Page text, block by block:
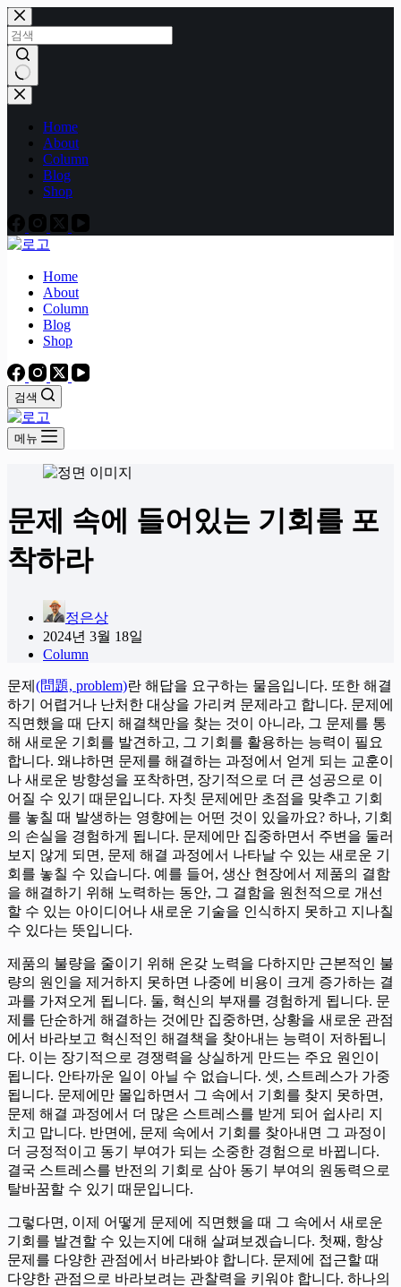
본
문
으
로
건
너
결
Home
About
Column
Blog
Shop
Home
About
Column
Blog
Shop
검색
메뉴
문제 속에 들어있는 기회를 포
착하라
정은상
2024년 3월 18일
Column
문제 (問題, problem)란 해답을 요구하는 물음입니다. 또한 해결
하기 어렵거나 난처한 대상을 가리켜 문제라고 합니다. 문제에
직면했을 때 단지 해결책만을 찾는 것이 아니라, 그 문제를 통
해 새로운 기회를 발견하고, 그 기회를 활용하는 능력이 필요
합니다. 왜냐하면 문제를 해결하는 과정에서 얻게 되는 교훈이
나 새로운 방향성을 포착하면, 장기적으로 더 큰 성공으로 이
어질 수 있기 때문입니다. 자칫 문제에만 초점을 맞추고 기회
를 놓칠 때 발생하는 영향에는 어떤 것이 있을까요? 하나, 기회
의 손실을 경험하게 됩니다. 문제에만 집중하면서 주변을 둘러
보지 않게 되면, 문제 해결 과정에서 나타날 수 있는 새로운 기
회를 놓칠 수 있습니다. 예를 들어, 생산 현장에서 제품의 결함
을 해결하기 위해 노력하는 동안, 그 결함을 원천적으로 개선
할 수 있는 아이디어나 새로운 기술을 인식하지 못하고 지나칠
수 있다는 뜻입니다.
제품의 불량을 줄이기 위해 온갖 노력을 다하지만 근본적인 불
량의 원인을 제거하지 못하면 나중에 비용이 크게 증가하는 결
과를 가져오게 됩니다. 둘, 혁신의 부재를 경험하게 됩니다. 문
제를 단순하게 해결하는 것에만 집중하면, 상황을 새로운 관점
에서 바라보고 혁신적인 해결책을 찾아내는 능력이 저하됩니
다. 이는 장기적으로 경쟁력을 상실하게 만드는 주요 원인이
됩니다. 안타까운 일이 아닐 수 없습니다. 셋, 스트레스가 가중
됩니다. 문제에만 몰입하면서 그 속에서 기회를 찾지 못하면,
문제 해결 과정에서 더 많은 스트레스를 받게 되어 쉽사리 지
치고 맙니다. 반면에, 문제 속에서 기회를 찾아내면 그 과정이
더 긍정적이고 동기 부여가 되는 소중한 경험으로 바뀝니다.
결국 스트레스를 반전의 기회로 삼아 동기 부여의 원동력으로
탈바꿈할 수 있기 때문입니다.
그렇다면, 이제 어떻게 문제에 직면했을 때 그 속에서 새로운
기회를 발견할 수 있는지에 대해 살펴보겠습니다. 첫째, 항상
문제를 다양한 관점에서 바라봐야 합니다. 문제에 접근할 때
다양한 관점으로 바라보려는 관찰력을 키워야 합니다. 하나의